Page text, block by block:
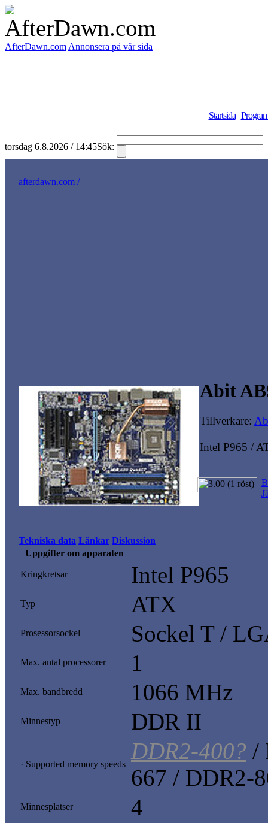
AfterDawn.com Annonsera på vår sida
Startsida
torsdag 6.8.2026 / 14:45Sök:
afterdawn.com /
Abit
Tillverkare:
Intel P965 /
Tekniska data Länkar Diskussion
Uppgifter om apparaten
Kringkretsar Intel P965
Typ ATX
Prosessorsockel Sockel T /
Max. antal processorer 1
Max. bandbredd 1066 MHz
Minnestyp DDR II
· Supported memory speeds
DDR2-400? /
667 / DDR2-
Minnesplatser 4